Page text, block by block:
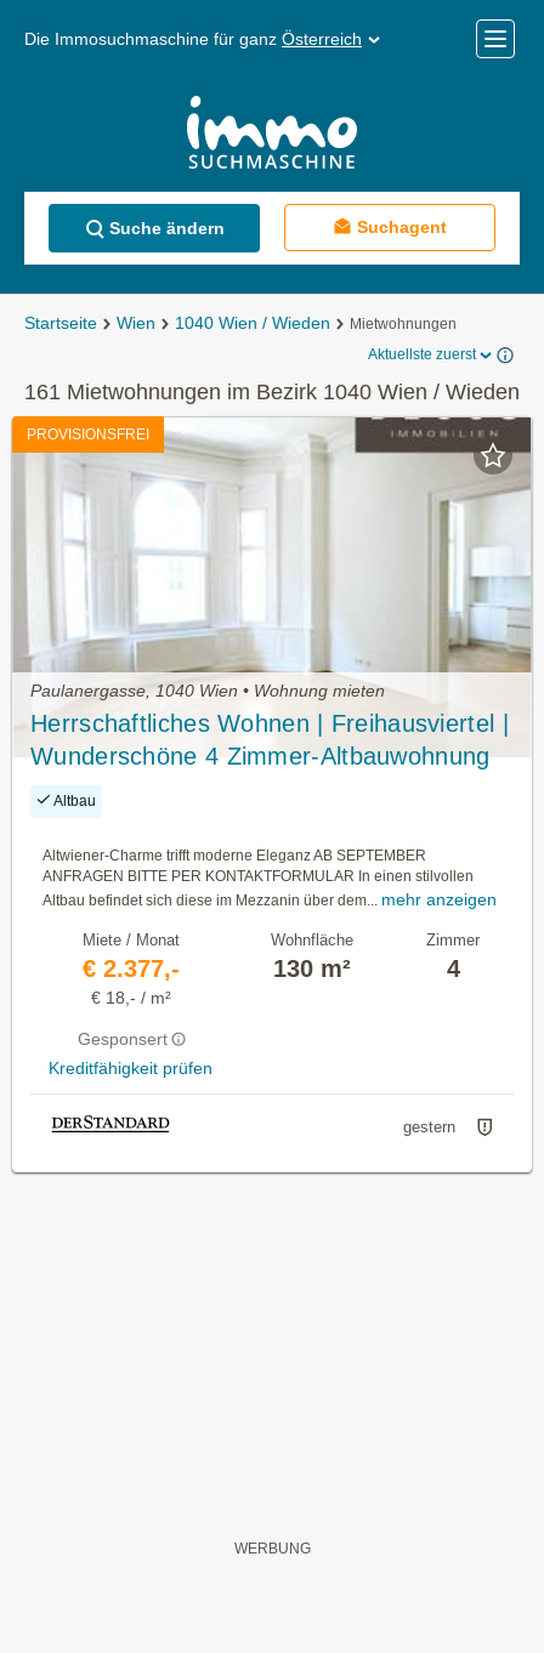
Die Immosuchmaschine für ganz Österreich
Menü
Suche ändern Suchagent
Startseite Wien 1040 Wien / Wieden
Mietwohnungen
Aktuellste zuerst
161 Mietwohnungen im Bezirk 1040 Wien / Wieden
PROVISIONSFREI
Paulanergasse, 1040 Wien • Wohnung mieten
Herrschaftliches Wohnen | Freihausviertel |
Wunderschöne 4 Zimmer-Altbauwohnung
|131M² | Bezug ab 01.09.2026
Altbau
Altwiener-Charme trifft moderne Eleganz AB SEPTEMBER
ANFRAGEN BITTE PER KONTAKTFORMULAR In einen stilvollen
Altbau befindet sich diese im Mezzanin über dem...
mehr anzeigen
Miete / Monat
€ 2.377,-
€ 18,- / m²
Gesponsert
Kreditfähigkeit prüfen
Wohnfläche
130 m²
Zimmer
4
gestern